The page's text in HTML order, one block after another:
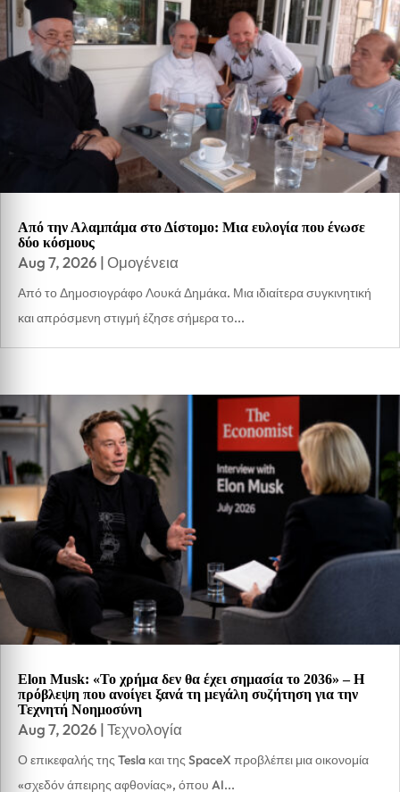
Από την Αλαμπάμα στο Δίστομο: Μια ευλογία που ένωσε
δύο κόσμους
Aug 7, 2026 |Ομογένεια
Από το Δημοσιογράφο Λουκά Δημάκα. Μια ιδιαίτερα συγκινητική
και απρόσμενη στιγμή έζησε σήμερα το...
Elon Musk: «Το χρήμα δεν θα έχει σημασία το 2036» – Η
πρόβλεψη που ανοίγει ξανά τη μεγάλη συζήτηση για την
Τεχνητή Νοημοσύνη
Aug 7, 2026 |Τεχνολογία
Ο επικεφαλής της Tesla και της SpaceX προβλέπει μια οικονομία
«σχεδόν άπειρης αφθονίας», όπου AI...